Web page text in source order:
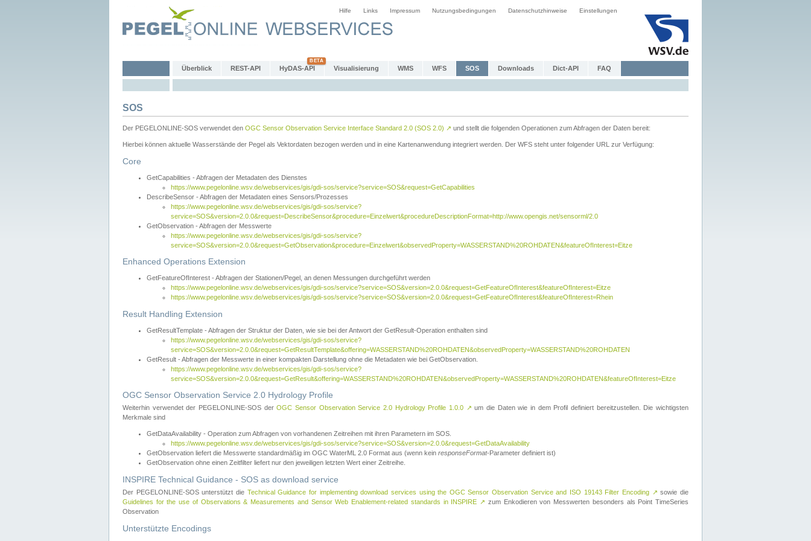
Hilfe Links Impressum Nutzungsbedingungen Datenschutzhinweise Einstellungen
Überblick REST-API HyDAS-API Visualisierung WMS WFS SOS Downloads Dict-API FAQ
SOS
Der PEGELONLINE-SOS verwendet den OGC Sensor Observation Service Interface Standard 2.0 (SOS 2.0) ↗ und stellt die folgenden Operationen zum Abfragen der Daten bereit:
Hierbei können aktuelle Wasserstände der Pegel als Vektordaten bezogen werden und in eine Kartenanwendung integriert werden. Der WFS steht unter folgender URL zur Verfügung:
Core
GetCapabilities - Abfragen der Metadaten des Dienstes
https://www.pegelonline.wsv.de/webservices/gis/gdi-sos/service?service=SOS&request=GetCapabilities
DescribeSensor - Abfragen der Metadaten eines Sensors/Prozesses
https://www.pegelonline.wsv.de/webservices/gis/gdi-sos/service?
service=SOS&version=2.0.0&request=DescribeSensor&procedure=Einzelwert&procedureDescriptionFormat=http://www.opengis.net/sensorml/2.0
GetObservation - Abfragen der Messwerte
https://www.pegelonline.wsv.de/webservices/gis/gdi-sos/service?
service=SOS&version=2.0.0&request=GetObservation&procedure=Einzelwert&observedProperty=WASSERSTAND%20ROHDATEN&featureOfInterest=Eitze
Enhanced Operations Extension
GetFeatureOfInterest - Abfragen der Stationen/Pegel, an denen Messungen durchgeführt werden
https://www.pegelonline.wsv.de/webservices/gis/gdi-sos/service?service=SOS&version=2.0.0&request=GetFeatureOfInterest&featureOfInterest=Eitze
https://www.pegelonline.wsv.de/webservices/gis/gdi-sos/service?service=SOS&version=2.0.0&request=GetFeatureOfInterest&featureOfInterest=Rhein
Result Handling Extension
GetResultTemplate - Abfragen der Struktur der Daten, wie sie bei der Antwort der GetResult-Operation enthalten sind
https://www.pegelonline.wsv.de/webservices/gis/gdi-sos/service?
service=SOS&version=2.0.0&request=GetResultTemplate&offering=WASSERSTAND%20ROHDATEN&observedProperty=WASSERSTAND%20ROHDATEN
GetResult - Abfragen der Messwerte in einer kompakten Darstellung ohne die Metadaten wie bei GetObservation.
https://www.pegelonline.wsv.de/webservices/gis/gdi-sos/service?
service=SOS&version=2.0.0&request=GetResult&offering=WASSERSTAND%20ROHDATEN&observedProperty=WASSERSTAND%20ROHDATEN&featureOfInterest=Eitze
OGC Sensor Observation Service 2.0 Hydrology Profile
Weiterhin verwendet der PEGELONLINE-SOS derOGC Sensor Observation Service 2.0 Hydrology Profile 1.0.0 ↗ um die Daten wie in dem Profil definiert bereitzustellen. Die wichtigsten
Merkmale sind
GetDataAvailability - Operation zum Abfragen von vorhandenen Zeitreihen mit ihren Parametern im SOS.
https://www.pegelonline.wsv.de/webservices/gis/gdi-sos/service?service=SOS&version=2.0.0&request=GetDataAvailability
GetObservation liefert die Messwerte standardmäßig im OGC WaterML 2.0 Format aus (wenn kein responseFormat-Parameter definiert ist)
GetObservation ohne einen Zeitfilter liefert nur den jeweiligen letzten Wert einer Zeitreihe.
INSPIRE Technical Guidance - SOS as download service
Der PEGELONLINE-SOS unterstützt die Technical Guidance for implementing download services using the OGC Sensor Observation Service and ISO 19143 Filter Encoding ↗ sowie die
Guidelines for the use of Observations & Measurements and Sensor Web Enablement-related standards in INSPIRE ↗ zum Enkodieren von Messwerten besonders als Point TimeSeries
Observation
Unterstützte Encodings